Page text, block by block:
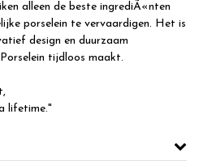
alleen de beste ingrediÃ«nten
porselein te vervaardigen. Het is
design en duurzaam
tijdloos maakt.
lifetime."